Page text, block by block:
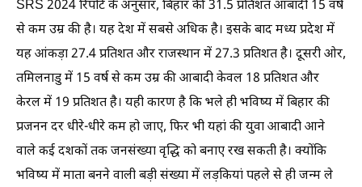
SRS 2024 रिपोर्ट के अनुसार, बिहार की 31.5 प्रतिशत आबादी 15 वर्ष
से कम उम्र की है। यह देश में सबसे अधिक है। इसके बाद मध्य प्रदेश में
यह आंकड़ा 27.4 प्रतिशत और राजस्थान में 27.3 प्रतिशत है। दूसरी ओर,
तमिलनाडु में 15 वर्ष से कम उम्र की आबादी केवल 18 प्रतिशत और
केरल में 19 प्रतिशत है। यही कारण है कि भले ही भविष्य में बिहार की
प्रजनन दर धीरे-धीरे कम हो जाए, फिर भी यहां की युवा आबादी आने
वाले कई दशकों तक जनसंख्या वृद्धि को बनाए रख सकती है। क्योंकि
भविष्य में माता बनने वाली बड़ी संख्या में लड़कियां पहले से ही जन्म ले